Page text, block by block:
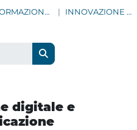
BASIC KNOWLEDGE | FORMAZIONE DI BASE PER I NEO-ASSUNTI E NEO-IMMESSI IN RUOLO INNOVAZIONE DIGITALE E SEMPLIFICAZIONE
Cerca corsi
digitale e